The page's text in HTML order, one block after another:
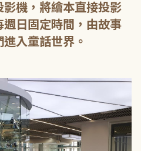
機，將繪本直接投影
日固定時間，由故事
入童話世界。